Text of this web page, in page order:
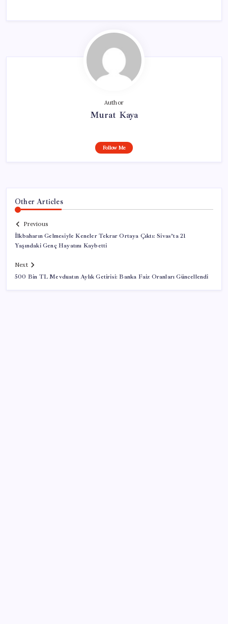
Author
Murat Kaya
Follow Me
Other Articles
Previous
İlkbaharın Gelmesiyle Keneler Tekrar Ortaya Çıktı: Sivas’ta 21
Yaşındaki Genç Hayatını Kaybetti
Next
500 Bin TL Mevduatın Aylık Getirisi: Banka Faiz Oranları Güncellendi